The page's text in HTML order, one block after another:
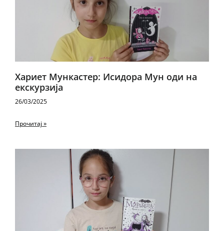
Хариет Мункастер: Исидора Мун оди на
екскурзија
26/03/2025
Прочитај »